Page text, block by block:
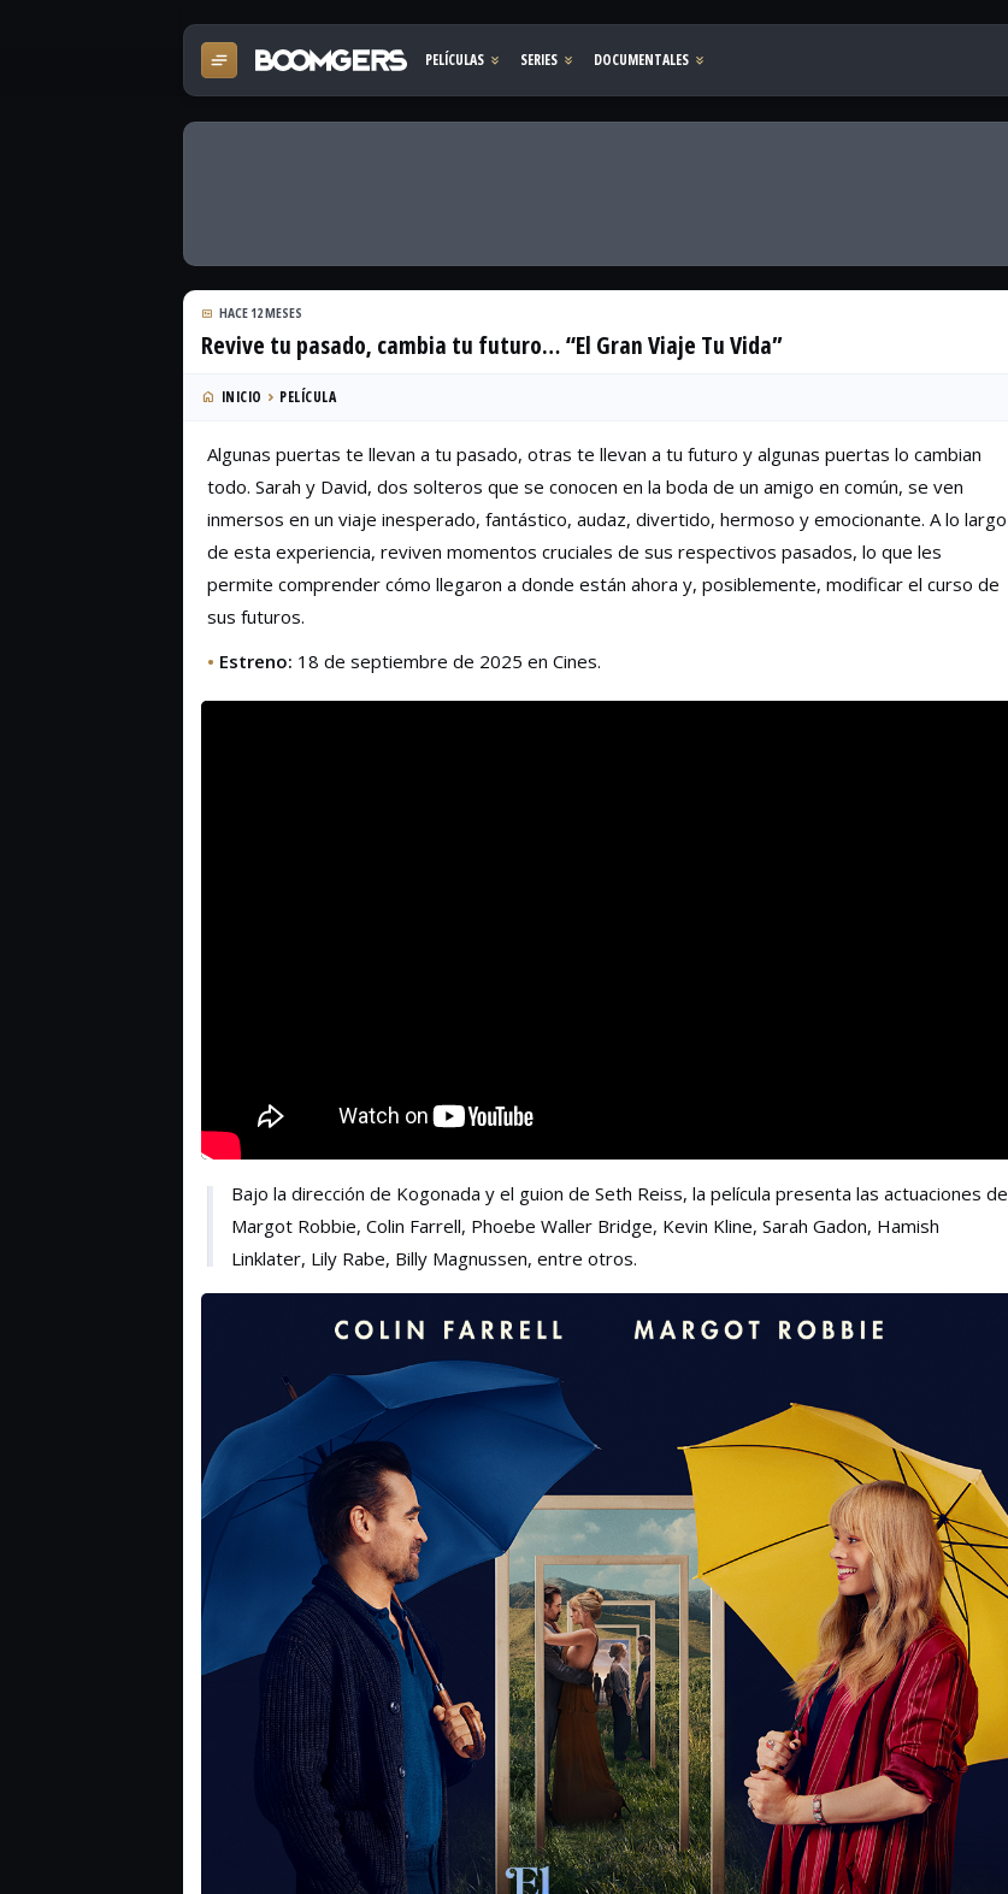
HACE 12 MESES
Revive tu pasado, cambia tu futuro… “El Gran Viaje Tu Vida”
INICIO PELÍCULA
Algunas puertas te llevan a tu pasado, otras te llevan a tu futuro y algunas puertas lo cambian
todo. Sarah y David, dos solteros que se conocen en la boda de un amigo en común, se ven
inmersos en un viaje inesperado, fantástico, audaz, divertido, hermoso y emocionante. A lo largo
de esta experiencia, reviven momentos cruciales de sus respectivos pasados, lo que les
permite comprender cómo llegaron a donde están ahora y, posiblemente, modificar el curso de
sus futuros.
• Estreno: 18 de septiembre de 2025 en Cines.
Bajo la dirección de Kogonada y el guion de Seth Reiss, la película presenta las actuaciones de
Margot Robbie, Colin Farrell, Phoebe Waller Bridge, Kevin Kline, Sarah Gadon, Hamish
Linklater, Lily Rabe, Billy Magnussen, entre otros.